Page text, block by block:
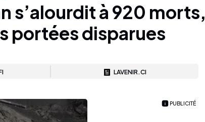
s’alourdit à 920 morts,
portées disparues
LAVENIR.CI
PUBLICITÉ